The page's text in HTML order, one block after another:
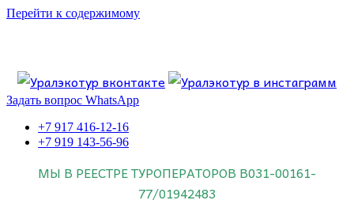
Перейти к содержимому
Знайте об этом.
Задать вопрос WhatsApp
+7 917 416-12-16
+7 919 143-56-96
МЫ В РЕЕСТРЕ ТУРОПЕРАТОРОВ В031-00161-
77/01942483